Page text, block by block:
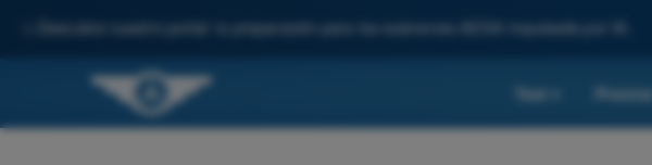
Descubre nuestro portal: tu preparación para los exámenes AESA impulsada por IA.
Test Precios